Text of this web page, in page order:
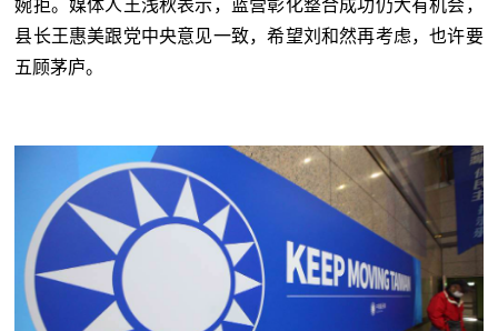
婉拒。媒体人王浅秋表示，蓝营彰化整合成功仍大有机会，
县长王惠美跟党中央意见一致，希望刘和然再考虑，也许要
五顾茅庐。